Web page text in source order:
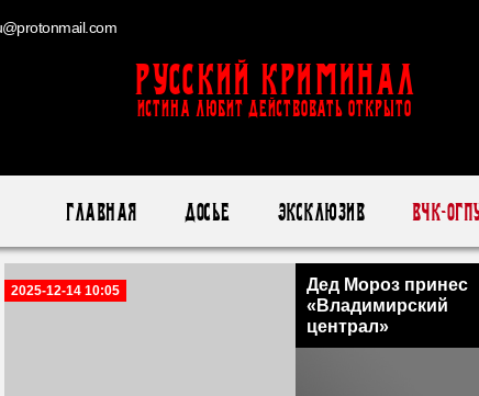
Русский Криминал
ИСТИНА ЛЮБИТ ДЕЙСТВОВАТЬ ОТКРЫТО
Главная Досье Эксклюзив ВЧК-
2025-12-14 10:05
Дед Мороз принес
«Владимирский
централ»